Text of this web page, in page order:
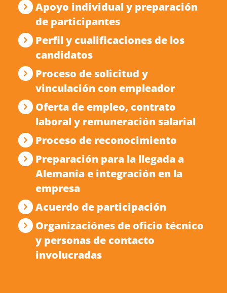
Apoyo individual y preparación
de participantes
Perfil y cualificaciones de los
candidatos
Proceso de solicitud y
vinculación con empleador
Oferta de empleo, contrato
laboral y remuneración salarial
Proceso de reconocimiento
Preparación para la llegada a
Alemania e integración en la
empresa
Acuerdo de participación
Organizaciónes de oficio técnico
y personas de contacto
involucradas